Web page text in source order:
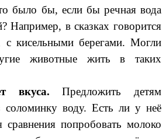
было бы, если бы речная вода
Например, в сказках говорится
кисельными берегами. Могли
животные жить в таких
вкуса.Предложить детям
соломинку воду. Есть ли у неё
попробовать молоко